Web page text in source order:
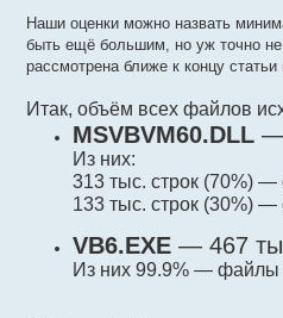
Наши оценки можно назвать
быть ещё большим, но уж точно
рассмотрена ближе к концу
Итак, объём всех файлов
MSVBVM60.DLL—
Из них:
313 тыс. строк (70%)
133 тыс. строк (30%)
VB6.EXE— 467
Из них 99.9% — файлы